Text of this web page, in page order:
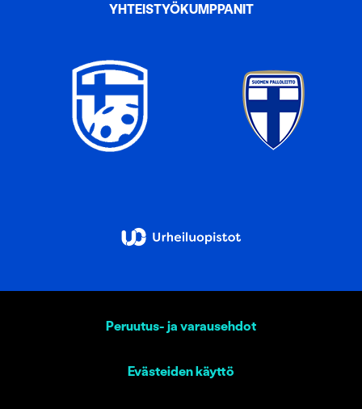
YHTEISTYÖKUMPPANIT
Peruutus- ja varausehdot
Evästeiden käyttö